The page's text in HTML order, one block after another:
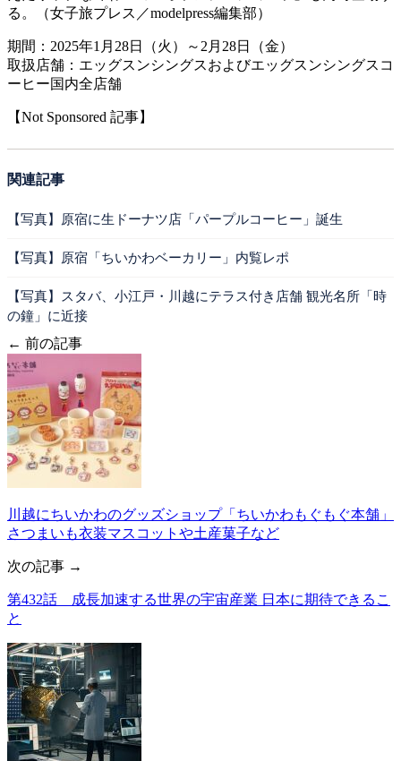
る。（女子旅プレス／modelpress編集部）
期間：2025年1月28日（火）～2月28日（金）
取扱店舗：エッグスンシングスおよびエッグスンシングスコ
ーヒー国内全店舗
【Not Sponsored 記事】
関連記事
【写真】原宿に生ドーナツ店「パープルコーヒー」誕生
【写真】原宿「ちいかわベーカリー」内覧レポ
【写真】スタバ、小江戸・川越にテラス付き店舗 観光名所「時
の鐘」に近接
← 前の記事
川越にちいかわのグッズショップ「ちいかわもぐもぐ本舗」
さつまいも衣装マスコットや土産菓子など
次の記事 →
第432話 成長加速する世界の宇宙産業 日本に期待できるこ
と